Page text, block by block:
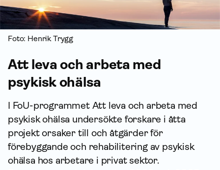
Foto: Henrik Trygg
Att leva och arbeta med
psykisk ohälsa
I FoU-programmet Att leva och arbeta med
psykisk ohälsa undersökte forskare i åtta
projekt orsaker till och åtgärder för
förebyggande och rehabilitering av psykisk
ohälsa hos arbetare i privat sektor.